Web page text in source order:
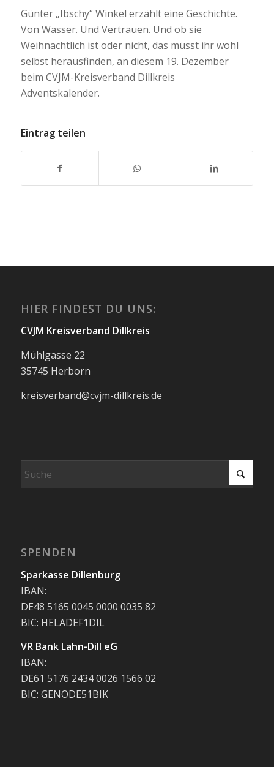
Günter „Ibschy“ Winkel erzählt eine Geschichte.
Von Wasser. Und Vertrauen. Und ob sie
Weihnachtlich ist oder nicht, das müsst ihr wohl
selbst herausfinden, an diesem 19. Dezember
beim CVJM-Kreisverband Dillkreis
Adventskalender.
Eintrag teilen
HIER FINDEST DU UNS:
CVJM Kreisverband Dillkreis
Mühlgasse 22
35745 Herborn
kreisverband@cvjm-dillkreis.de
SPENDEN
Sparkasse Dillenburg
IBAN:
DE48 5165 0045 0000 0035 82
BIC: HELADEF1DIL
VR Bank Lahn-Dill eG
IBAN:
DE61 5176 2434 0026 1566 02
BIC: GENODE51BIK